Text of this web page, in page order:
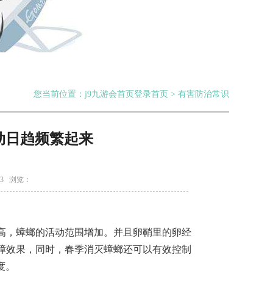
您当前位置：j9九游会首页登录首页 > 有害防治常识
日趋频繁起来
浏览：
，蟑螂的活动范围增加。并且卵鞘里的卵经
果，同时，春季消灭蟑螂还可以有效控制